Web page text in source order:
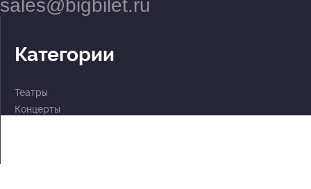
sales@bigbilet.ru
Категории
Театры
Концерты